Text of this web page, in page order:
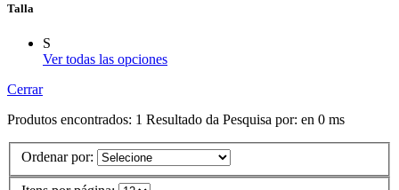
Talla
S
Ver todas las opciones
Cerrar
Produtos encontrados: 1 Resultado da Pesquisa por: en 0 ms
Ordenar por: